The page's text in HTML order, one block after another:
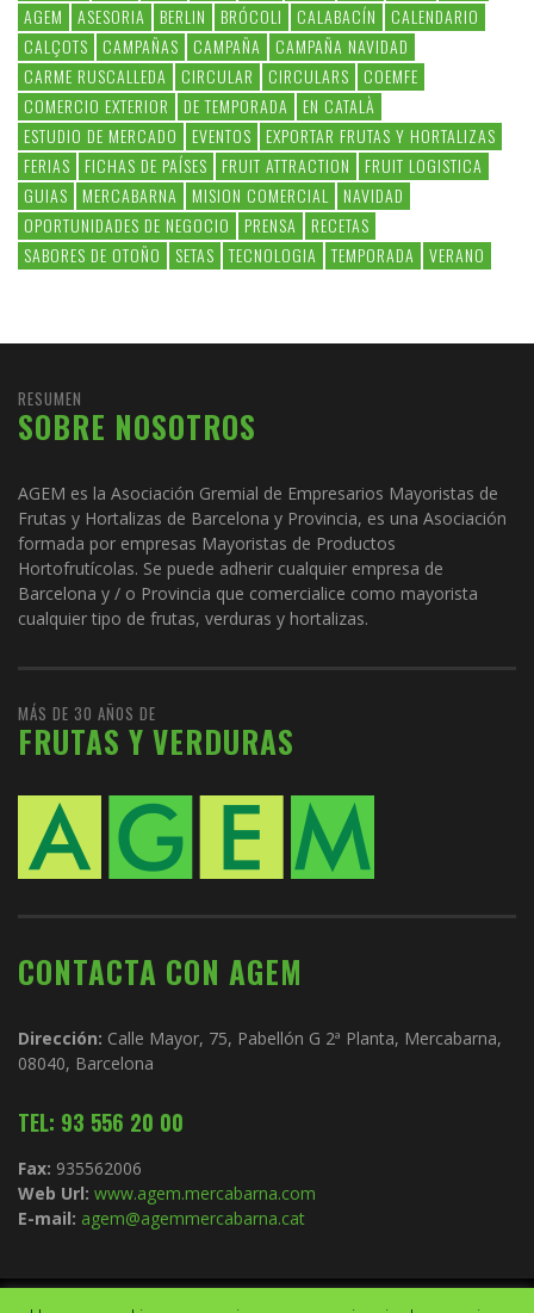
AGEM
ASESORIA BERLIN BRÓCOLI CALABACÍN
CALENDARIO
CALÇOTS
CAMPAÑAS CAMPAÑA
CAMPAÑA NAVIDAD
CARME RUSCALLEDA
CIRCULAR CIRCULARS
COEMFE
COMERCIO EXTERIOR
DE TEMPORADA
EN CATALÀ
ESTUDIO DE MERCADO
EVENTOS
EXPORTAR FRUTAS Y HORTALIZAS
FERIAS
FICHAS DE PAÍSES FRUIT ATTRACTION
FRUIT LOGISTICA
GUIAS
MERCABARNA MISION COMERCIAL
NAVIDAD
OPORTUNIDADES DE NEGOCIO
PRENSA
RECETAS
SABORES DE OTOÑO
SETAS TECNOLOGIA TEMPORADA VERANO
RESUMEN
SOBRE NOSOTROS
AGEM es la Asociación Gremial de Empresarios Mayoristas de
Frutas y Hortalizas de Barcelona y Provincia, es una Asociación
formada por empresas Mayoristas de Productos
Hortofrutícolas. Se puede adherir cualquier empresa de
Barcelona y / o Provincia que comercialice como mayorista
cualquier tipo de frutas, verduras y hortalizas.
MÁS DE 30 AÑOS DE
FRUTAS Y VERDURAS
CONTACTA CON AGEM
Dirección: Calle Mayor, 75, Pabellón G 2ª Planta, Mercabarna,
08040, Barcelona
TEL: 93 556 20 00
Fax: 935562006
Web Url: www.agem.mercabarna.com
E-mail: agem@agemmercabarna.cat